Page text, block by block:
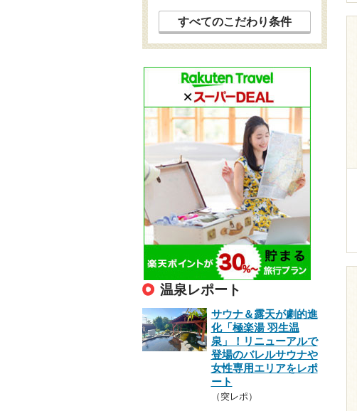
すべてのこだわり条件
温泉レポート
サウナ＆露天が劇的進
化「極楽湯 羽生温
泉」！リニューアルで
登場のバレルサウナや
女性専用エリアをレポ
ート
（突レポ）